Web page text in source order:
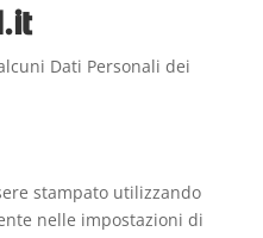
Dati Personali dei
stampato utilizzando
nelle impostazioni di